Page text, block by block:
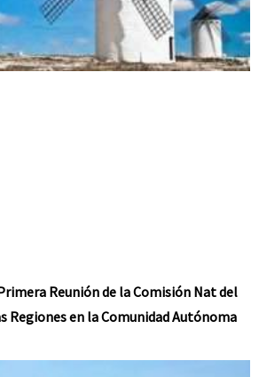
Reunión de la Comisión Nat del
Regiones en la Comunidad Autónoma